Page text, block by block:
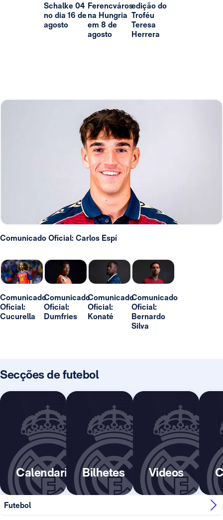
Schalke 04
no dia 16 de
agosto
Ferencváros
na Hungria
em 8 de
agosto
edição do
Troféu
Teresa
Herrera
Comunicado Oficial: Carlos Espí
Comunicado
Oficial:
Cucurella
Comunicado
Oficial:
Dumfries
Comunicado
Oficial:
Konaté
Comunicado
Oficial:
Bernardo
Silva
Secções de futebol
Calendario Bilhetes Videos
Futebol